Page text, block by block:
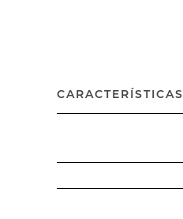
CARACTERÍSTICAS